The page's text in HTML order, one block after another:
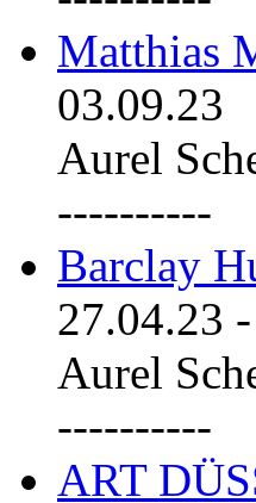
Matthias
03.09.23
Aurel
----------
Barclay
27.04.23 -
Aurel
----------
ART